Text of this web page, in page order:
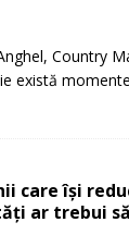
Country
există
care își
ar trebui